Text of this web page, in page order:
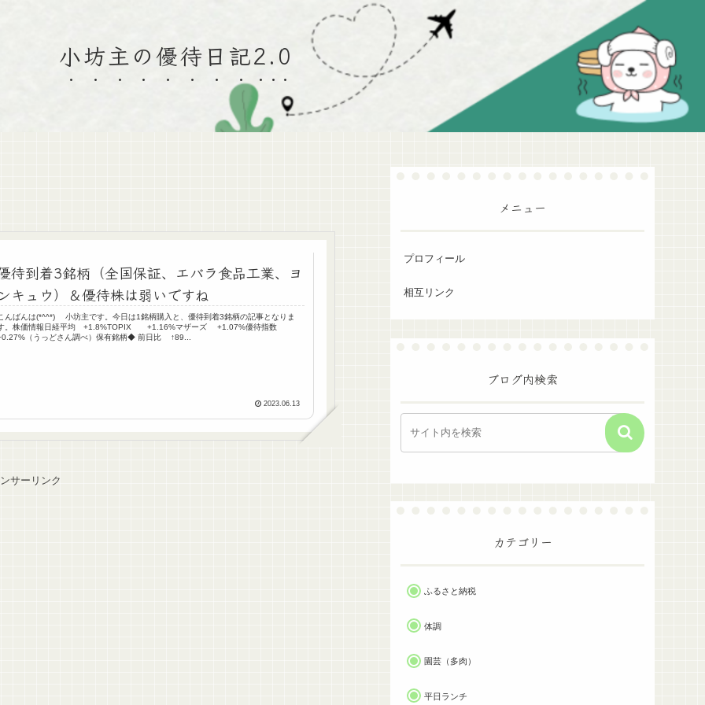
小坊主の優待日記2.0
待到着3銘柄（全国保証、エバラ食品工業、ヨ
キュウ）＆優待株は弱いですね
んばんは(*^^*) 小坊主です。今日は1銘柄購入と、優待到着3銘柄の記事となりま
。株価情報日経平均 +1.8%TOPIX +1.16%マザーズ +1.07%優待指数
（うっどさん調べ）保有銘柄◆ 前日比 ↑89...
2023.06.13
サーリンク
メニュー
プロフィール
相互リンク
ブログ内検索
カテゴリー
ふるさと納税
体調
園芸（多肉）
平日ランチ